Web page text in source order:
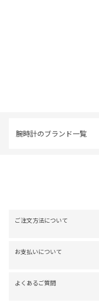
腕時計のブランド一覧
ご注文方法について
お支払いについて
よくあるご質問